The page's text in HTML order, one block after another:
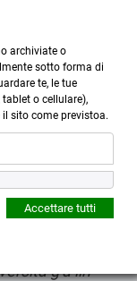
more_horiz
Menù
shopping_cart
in modo sicuro
g'à iin
archiviate o
sotto forma di
te, le tue
o cellulare),
sito come previstoa.
Accettare tutti